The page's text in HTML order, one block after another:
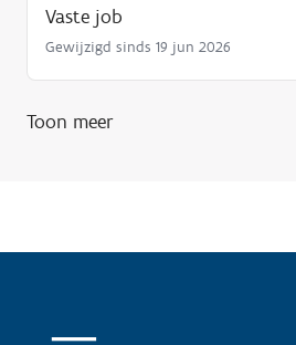
Vaste job
Gewijzigd sinds 19 jun 2026
Toon meer